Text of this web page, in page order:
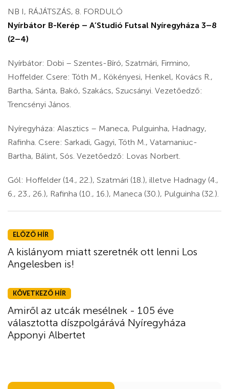
NB I, RÁJÁTSZÁS, 8. FORDULÓ
Nyírbátor B-Kerép – A’Studió Futsal Nyíregyháza 3–8
(2–4)
Nyírbátor: Dobi – Szentes-Bíró, Szatmári, Firmino,
Hoffelder. Csere: Tóth M., Kökényesi, Henkel, Kovács R.,
Bartha, Sánta, Bakó, Szakács, Szucsányi. Vezetőedző:
Trencsényi János.
Nyíregyháza: Alasztics – Maneca, Pulguinha, Hadnagy,
Rafinha. Csere: Sarkadi, Gagyi, Tóth M., Vatamaniuc-
Bartha, Bálint, Sós. Vezetőedző: Lovas Norbert.
Gól: Hoffelder (14., 22.), Szatmári (18.), illetve Hadnagy (4.,
6., 23., 26.), Rafinha (10., 16.), Maneca (30.), Pulguinha (32.).
ELŐZŐ HÍR
A kislányom miatt szeretnék ott lenni Los
Angelesben is!
KÖVETKEZŐ HÍR
Amiről az utcák mesélnek - 105 éve
választotta díszpolgárává Nyíregyháza
Apponyi Albertet